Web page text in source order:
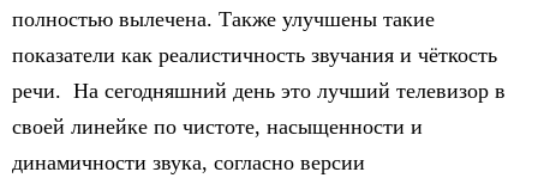
полностью вылечена. Также улучшены такие
показатели как реалистичность звучания и чёткость
речи. На сегодняшний день это лучший телевизор в
своей линейке по чистоте, насыщенности и
динамичности звука, согласно версии